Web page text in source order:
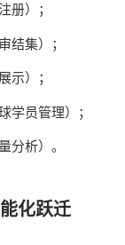
册）；
结集）；
示）；
学员管理）；
分析）。
化跃迁